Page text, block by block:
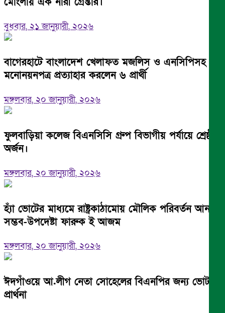
বুধবার, ২১ জানুয়ারী, ২০২৬
বাগেরহাটে বাংলাদেশ খেলাফত মজলিস ও এনসিপিসহ
মনোনয়নপত্র প্রত্যাহার করলেন ৬ প্রার্থী
মঙ্গলবার, ২০ জানুয়ারী, ২০২৬
ফুলবাড়িয়া কলেজ বিএনসিসি গ্রুপ বিভাগীয় পর্যায়ে শ্রেষ্ঠত্ব
অর্জন।
মঙ্গলবার, ২০ জানুয়ারী, ২০২৬
হ্যাঁ ভোটের মাধ্যমে রাষ্ট্রকাঠামোয় মৌলিক পরিবর্তন আনা
সম্ভব-উপদেষ্টা ফারুক ই আজম
মঙ্গলবার, ২০ জানুয়ারী, ২০২৬
ঈদগাঁওয়ে আ.লীগ নেতা সোহেলের বিএনপির জন্য ভোট
প্রার্থনা